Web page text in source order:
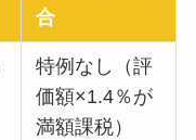
合
特例なし（評
価額×1.4％が
満額課税）